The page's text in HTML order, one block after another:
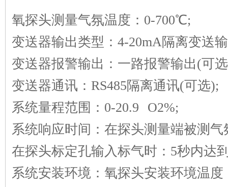
氧探头测量气氛温度：0-700℃;
变送器输出类型：4-20mA隔离变送
变送器报警输出：一路报警输出(可
变送器通讯：RS485隔离通讯(可选);
系统量程范围：0-20.9 O2%;
系统响应时间：在探头测量端被测气
在探头标定孔输入标气时：5秒内达
系统安装环境：氧探头安装环境温